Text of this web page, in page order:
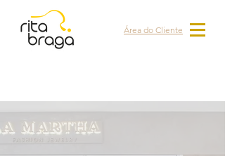
Área do Cliente